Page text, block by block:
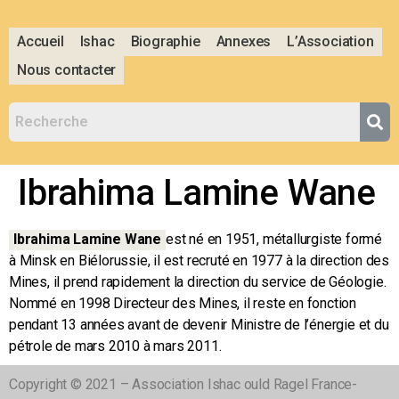
Accueil Ishac Biographie Annexes
L’Association
Nous contacter
Ibrahima Lamine Wane
Ibrahima Lamine Wane est né en 1951, métallurgiste formé
à Minsk en Biélorussie, il est recruté en 1977 à la direction des
Mines, il prend rapidement la direction du service de Géologie.
Nommé en 1998 Directeur des Mines, il reste en fonction
pendant 13 années avant de devenir Ministre de l’énergie et du
pétrole de mars 2010 à mars 2011.
Copyright © 2021 – Association Ishac ould Ragel France-